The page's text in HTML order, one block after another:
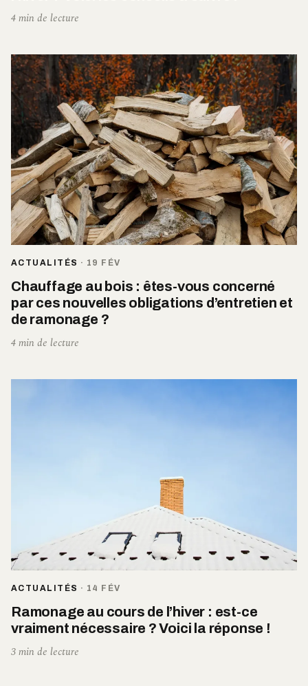
4 min de lecture
ACTUALITÉS · 19 FÉV
Chauffage au bois : êtes-vous concerné
par ces nouvelles obligations d’entretien et
de ramonage ?
4 min de lecture
ACTUALITÉS · 14 FÉV
Ramonage au cours de l’hiver : est-ce
vraiment nécessaire ? Voici la réponse !
3 min de lecture